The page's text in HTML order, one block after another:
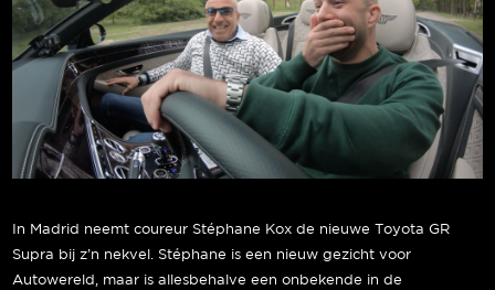
In Madrid neemt coureur Stéphane Kox de nieuwe Toyota GR
Supra bij z’n nekvel. Stéphane is een nieuw gezicht voor
Autowereld, maar is allesbehalve een onbekende in de